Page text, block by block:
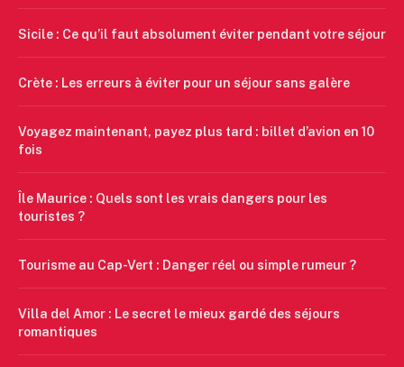
Sicile : Ce qu’il faut absolument éviter pendant votre séjour
Crète : Les erreurs à éviter pour un séjour sans galère
Voyagez maintenant, payez plus tard : billet d’avion en 10
fois
Île Maurice : Quels sont les vrais dangers pour les
touristes ?
Tourisme au Cap-Vert : Danger réel ou simple rumeur ?
Villa del Amor : Le secret le mieux gardé des séjours
romantiques